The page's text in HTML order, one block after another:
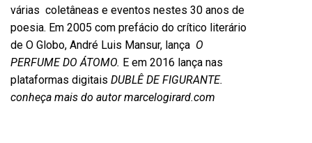
várias coletâneas e eventos nestes 30 anos de
poesia. Em 2005 com prefácio do crítico literário
de O Globo, André Luis Mansur, lança O
PERFUME DO ÁTOMO. E em 2016 lança nas
plataformas digitais DUBLÊ DE FIGURANTE.
conheça mais do autor marcelogirard.com